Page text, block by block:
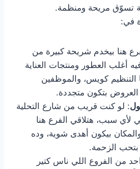
تسوّق مريحة ومنظمة.
في:
هنا بيخدم شريحة كبيرة من
فيه أغلب العطور ومنتجات العناية
التنظيم كويس، والموظفين
العروض بتكون متجددة.
: لو كنت قريب من شارع التحلية
لأي سبب، هتلاقي الفرع هنا
بيكون أهدى شوية، وده
الزحمة.
من الفروع اللي ناس كتير